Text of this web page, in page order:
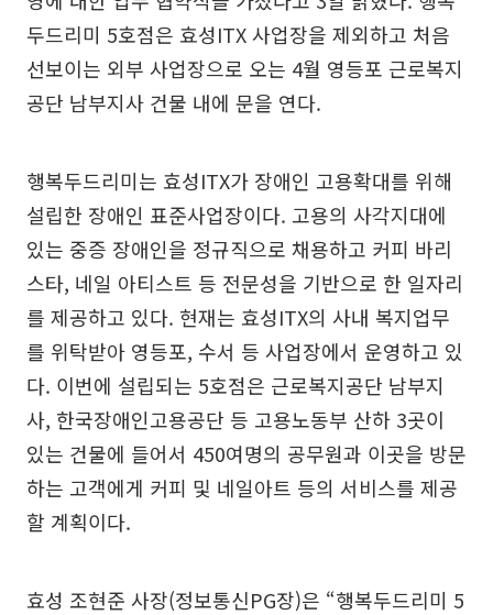
두드리미 5호점은 효성ITX 사업장을 제외하고 처음
선보이는 외부 사업장으로 오는 4월 영등포 근로복지
공단 남부지사 건물 내에 문을 연다.
행복두드리미는 효성ITX가 장애인 고용확대를 위해
설립한 장애인 표준사업장이다. 고용의 사각지대에
있는 중증 장애인을 정규직으로 채용하고 커피 바리
스타, 네일 아티스트 등 전문성을 기반으로 한 일자리
를 제공하고 있다. 현재는 효성ITX의 사내 복지업무
를 위탁받아 영등포, 수서 등 사업장에서 운영하고 있
다. 이번에 설립되는 5호점은 근로복지공단 남부지
사, 한국장애인고용공단 등 고용노동부 산하 3곳이
있는 건물에 들어서 450여명의 공무원과 이곳을 방문
하는 고객에게 커피 및 네일아트 등의 서비스를 제공
할 계획이다.
효성 조현준 사장(정보통신PG장)은 “행복두드리미 5